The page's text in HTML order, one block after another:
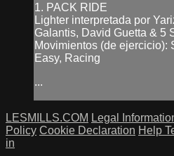
1. PACK RIDE
Lighter interpretada por
Galantis, David Guetta & 5
Movimientos (de ejercicio):
Easy, Racing
...
LESMILLS.COM Legal
Policy Cookie Declaration Help
in